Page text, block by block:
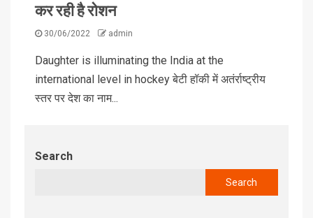
कर रही है रोशन
30/06/2022 admin
Daughter is illuminating the India at the
international level in hockey बेटी हॉकी में अतंर्राष्ट्रीय
स्तर पर देश का नाम...
Search
Search